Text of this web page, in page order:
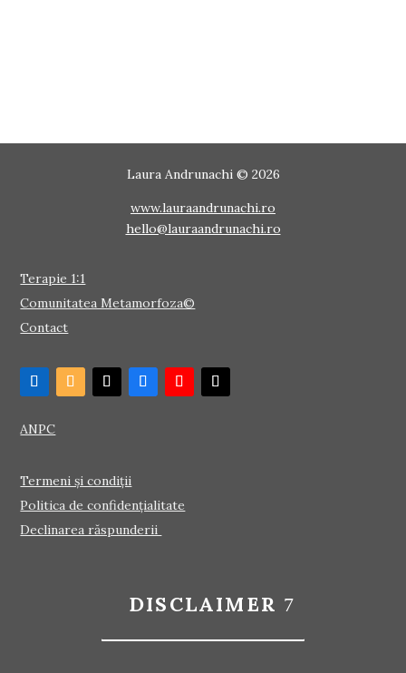
Laura Andrunachi © 2026
www.lauraandrunachi.ro
hello@lauraandrunachi.ro
Terapie 1:1
Comunitatea Metamorfoza©
Contact
ANPC
Termeni și condiții
Politica de confidențialitate
Declinarea răspunderii
DISCLAIMER